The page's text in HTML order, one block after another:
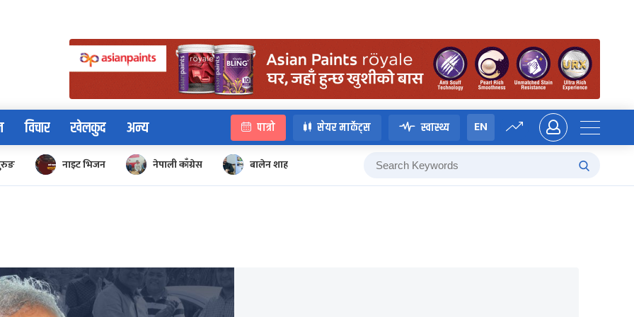
विचार खेलकुद अन्य पात्रो सेयर मार्केट्स स्वास्थ्य EN
नाइट भिजन नेपाली काँग्रेस बालेन शाह